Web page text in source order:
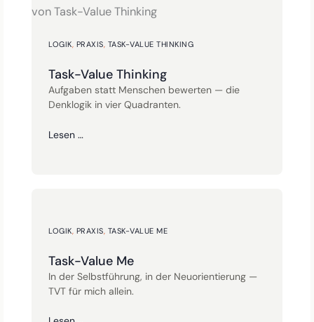
LOGIK, PRAXIS, TASK-VALUE THINKING
Task-Value Thinking
Aufgaben statt Menschen bewerten — die
Denklogik in vier Quadranten.
Lesen …
LOGIK, PRAXIS, TASK-VALUE ME
Task-Value Me
In der Selbstführung, in der Neuorientierung —
TVT für mich allein.